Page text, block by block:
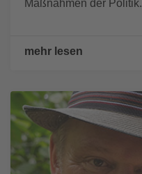
Maßnahmen der Politik.
mehr lesen